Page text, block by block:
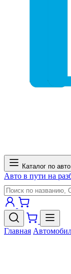
Каталог по авто
Авто в пути на
Главная